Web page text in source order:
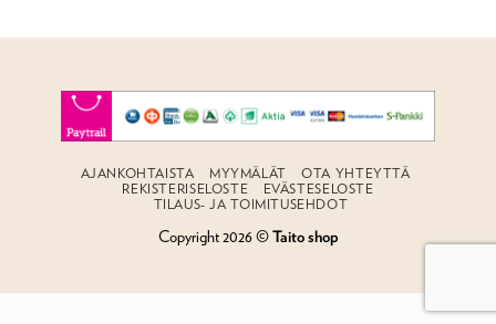
AJANKOHTAISTA MYYMÄLÄT
OTA YHTEYTTÄ
REKISTERISELOSTE
EVÄSTESELOSTE
TILAUS- JA TOIMITUSEHDOT
Copyright 2026 ©Taito shop